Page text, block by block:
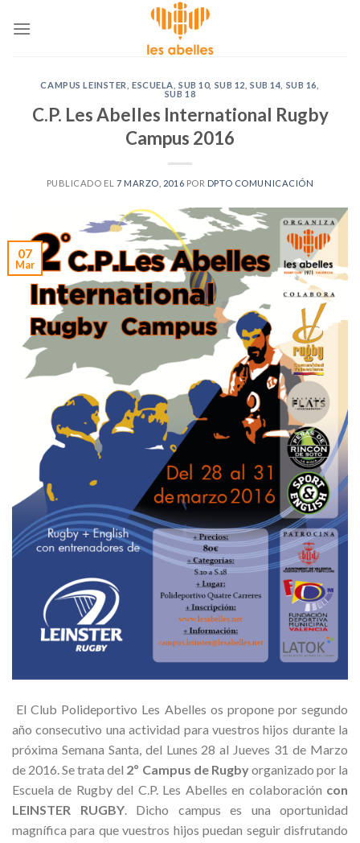
CAMPUS LEINSTER ,ESCUELA ,SUB 10, SUB 12 ,SUB 14 SUB 16
SUB 18
C.P. Les Abelles International Rugby
Campus 2016
PUBLICADO EL 7 MARZO, 2016 POR DPTO COMUNICACIÓN
07
Mar
El Club Polideportivo Les Abelles os propone por segundo
año consecutivo una actividad para vuestros hijos durante la
próxima Semana Santa, del Lunes 28 al Jueves 31 de Marzo
de 2016. Se trata del 2º Campus de Rugbyorganizado por la
Escuela de Rugby del C.P. Les Abelles en colaboración con
LEINSTER RUGBY. Dicho campus es una oportunidad
magnífica para que vuestros hijos puedan seguir disfrutando